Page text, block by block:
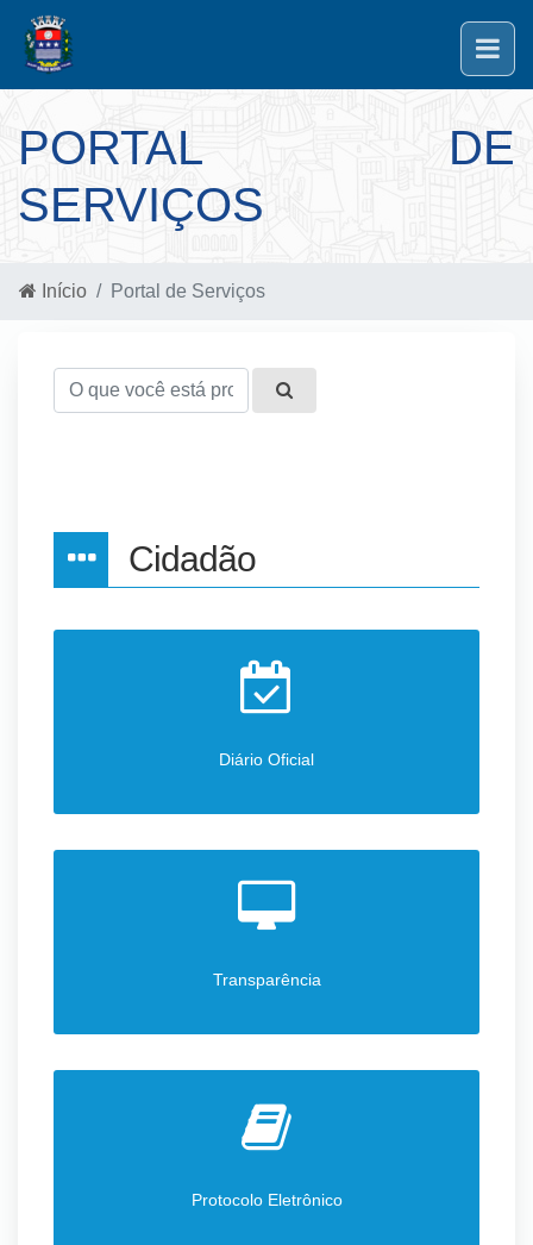
PORTAL DE
SERVIÇOS
Início Portal de Serviços
Cidadão
Diário Oficial
Transparência
Protocolo Eletrônico